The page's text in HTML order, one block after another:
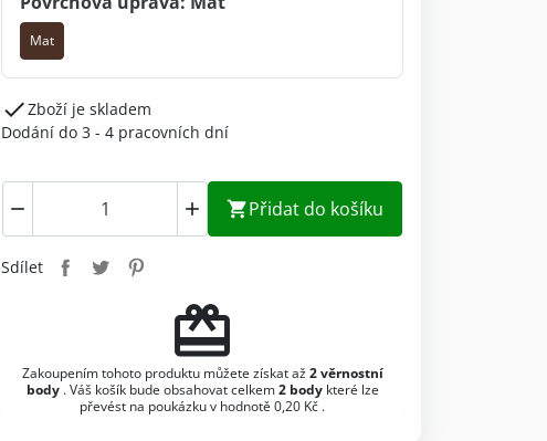
Mat
Zboží je skladem
Dodání do 3 - 4 pracovních dní
  Přidat do košíku
Sdílet
redeem
Zakoupením tohoto produktu můžete získat až2věrnostní
body. Váš košík bude obsahovat celkem2bodykteré lze
převést na poukázku v hodnotě 0,20 Kč .